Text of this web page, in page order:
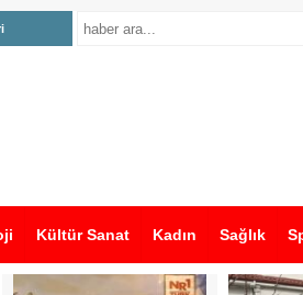
Kültür Sanat Kadın Sağlık